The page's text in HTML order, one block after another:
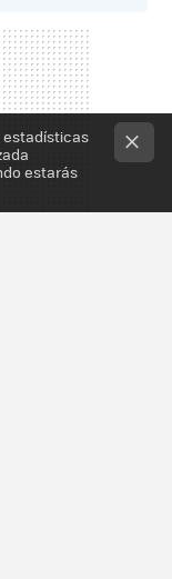
estadísticas
estarás